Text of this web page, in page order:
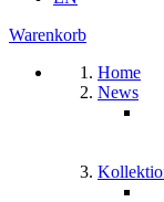
Warenkorb
Home
News